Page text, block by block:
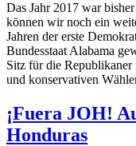
Das Jahr 2017 war
können wir noch ein
Jahren der erste
Bundesstaat Alabama
Sitz für die
und konservativen
¡Fuera JOH!
Honduras